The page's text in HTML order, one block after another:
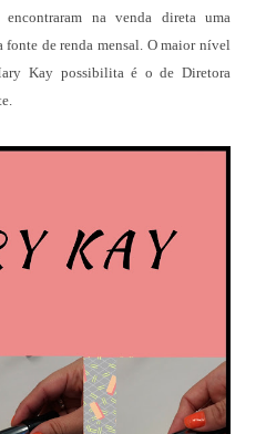
encontraram na venda direta uma
de renda mensal. O maior nível
Kay possibilita é o de Diretora